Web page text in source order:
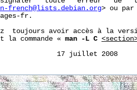
french@lists.debian.org> ou par
fr.
toujours avoir accès à la
la commande «
man -L C